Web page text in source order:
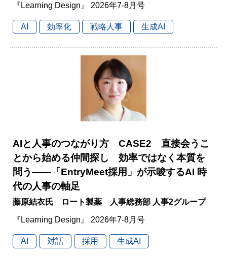
『Learning Design』 2026年7-8月号
AI 効率化 戦略人事 生成AI
AIと人事のつながり方 CASE2 直接会うこ
とから始める仲間探し 効率ではなく本質を
問う――「EntryMeet採用」が示唆するAI 時
代の人事の軸足
藤原結衣氏 ロート製薬 人事総務部 人事2グループ
『Learning Design』 2026年7-8月号
AI 対話 採用 生成AI